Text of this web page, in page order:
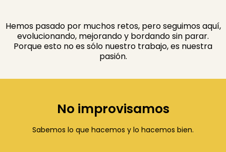
Hemos pasado por muchos retos, pero seguimos aquí,
evolucionando, mejorando y bordando sin parar.
Porque esto no es sólo nuestro trabajo, es nuestra
pasión.
No improvisamos
Sabemos lo que hacemos y lo hacemos bien.